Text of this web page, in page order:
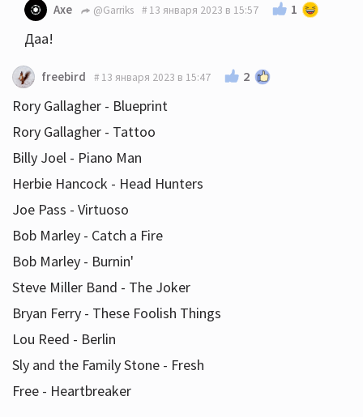
Axe @Garriks 13 января 2023 в 15:57 1
Даа!
freebird 13 января 2023 в 15:47 2
Rory Gallagher - Blueprint
Rory Gallagher - Tattoo
Billy Joel - Piano Man
Herbie Hancock - Head Hunters
Joe Pass - Virtuoso
Bob Marley - Catch a Fire
Bob Marley - Burnin'
Steve Miller Band - The Joker
Bryan Ferry - These Foolish Things
Lou Reed - Berlin
Sly and the Family Stone - Fresh
Free - Heartbreaker